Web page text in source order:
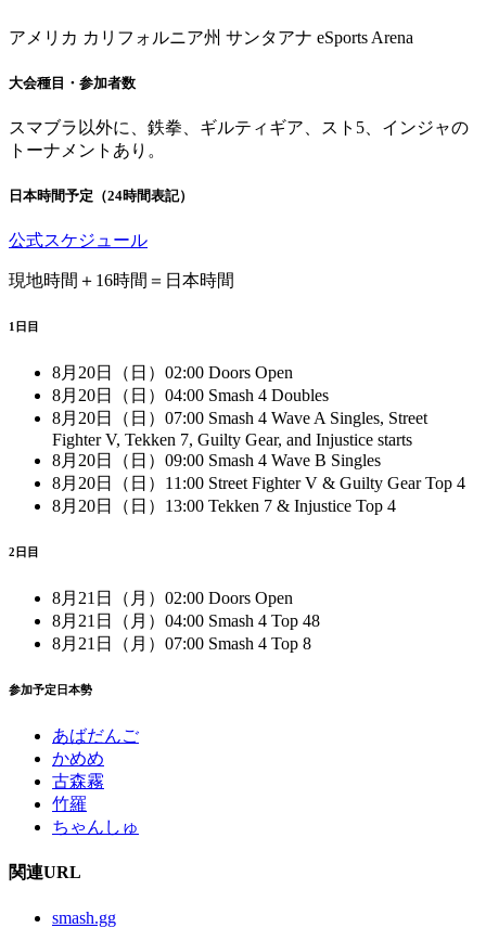
アメリカ カリフォルニア州 サンタアナ eSports Arena
大会種目・参加者数
スマブラ以外に、鉄拳、ギルティギア、スト5、インジャの
トーナメントあり。
日本時間予定（24時間表記）
公式スケジュール
現地時間＋16時間＝日本時間
1日目
8月20日（日）02:00 Doors Open
8月20日（日）04:00 Smash 4 Doubles
8月20日（日）07:00 Smash 4 Wave A Singles, Street
Fighter V, Tekken 7, Guilty Gear, and Injustice starts
8月20日（日）09:00 Smash 4 Wave B Singles
8月20日（日）11:00 Street Fighter V & Guilty Gear Top 4
8月20日（日）13:00 Tekken 7 & Injustice Top 4
2日目
8月21日（月）02:00 Doors Open
8月21日（月）04:00 Smash 4 Top 48
8月21日（月）07:00 Smash 4 Top 8
参加予定日本勢
あばだんご
かめめ
古森霧
竹羅
ちゃんしゅ
関連URL
smash.gg